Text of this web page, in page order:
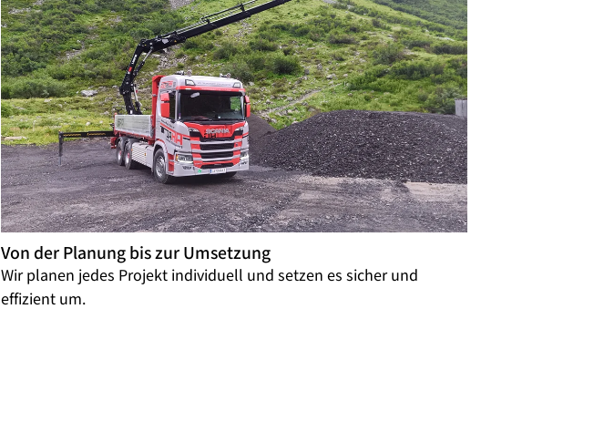
Von der Planung bis zur Umsetzung
Wir planen jedes Projekt individuell und setzen es sicher und
effizient um.